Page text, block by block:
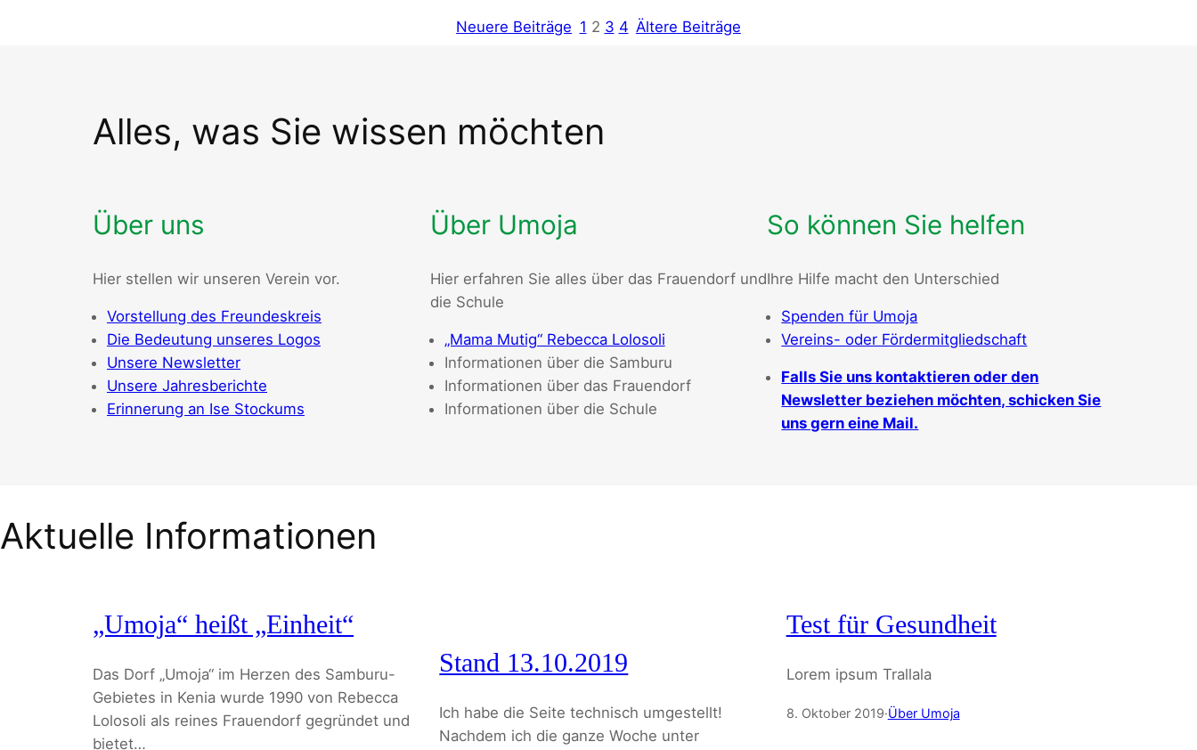
Neuere Beiträge 1 2 3 4 Ältere Beiträge
Alles, was Sie wissen möchten
Über uns
Hier stellen wir unseren Verein vor.
Vorstellung des Freundeskreis
Die Bedeutung unseres Logos
Unsere Newsletter
Unsere Jahresberichte
Erinnerung an Ise Stockums
Über Umoja
Hier erfahren Sie alles über das Frauendorf und
die Schule
„Mama Mutig“ Rebecca Lolosoli
Informationen über die Samburu
Informationen über das Frauendorf
Informationen über die Schule
So können Sie helfen
Ihre Hilfe macht den Unterschied
Spenden für Umoja
Vereins- oder Fördermitgliedschaft
Falls Sie uns kontaktieren oder den
Newsletter beziehen möchten, schicken Sie
uns gern eine Mail.
Aktuelle Informationen
„Umoja“ heißt „Einheit“
Das Dorf „Umoja“ im Herzen des Samburu-
Gebietes in Kenia wurde 1990 von Rebecca
Lolosoli als reines Frauendorf gegründet und
bietet…
Stand 13.10.2019
Ich habe die Seite technisch umgestellt!
Nachdem ich die ganze Woche unter
Test für Gesundheit
Lorem ipsum Trallala
8. Oktober 2019·Über Umoja